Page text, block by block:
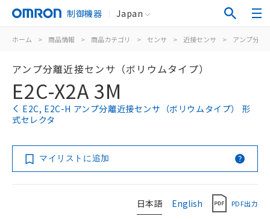
制御機器 Japan
ホーム > 商品情報 > 商品カテゴリ > センサ > 近接センサ > アンプ分離
アンプ分離近接センサ（ボリウムタイプ）
E2C-X2A 3M
E2C, E2C-H アンプ分離近接センサ（ボリウムタイプ） 形
式セレクタ
マイリストに追加
日本語 English PDF出力